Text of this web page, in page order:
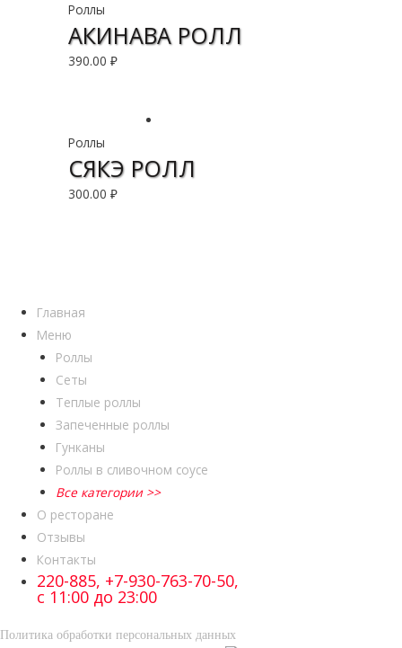
Роллы
АКИНАВА РОЛЛ
390.00 ₽
Роллы
СЯКЭ РОЛЛ
300.00 ₽
Главная
Меню
Роллы
Сеты
Теплые роллы
Запеченные роллы
Гунканы
Роллы в сливочном соусе
Все категории >>
О ресторане
Отзывы
Контакты
220-885, +7-930-763-70-50,
с 11:00 до 23:00
Политика обработки персональных данных